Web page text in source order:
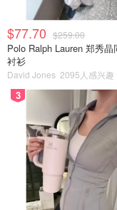
$77.70 $259.00
Polo Ralph Lauren 郑秀晶
衬衫
David Jones 2095人感兴趣
3